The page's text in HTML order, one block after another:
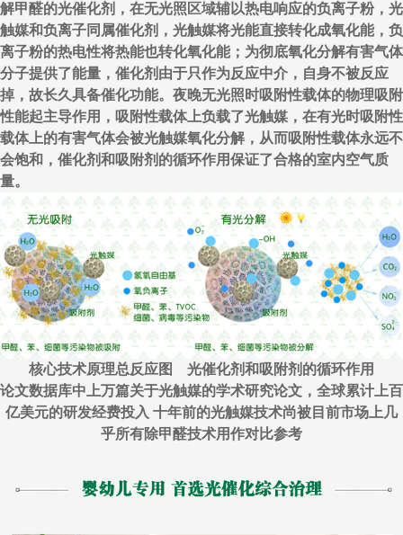
解甲醛的光催化剂，在无光照区域辅以热电响应的负离子粉，光
触媒和负离子同属催化剂，光触媒将光能直接转化成氧化能，负
离子粉的热电性将热能也转化氧化能；为彻底氧化分解有害气体
分子提供了能量，催化剂由于只作为反应中介，自身不被反应
掉，故长久具备催化功能。夜晚无光照时吸附性载体的物理吸附
性能起主导作用，吸附性载体上负载了光触媒，在有光时吸附性
载体上的有害气体会被光触媒氧化分解，从而吸附性载体永远不
会饱和，催化剂和吸附剂的循环作用保证了合格的室内空气质
量。
核心技术原理总反应图 光催化剂和吸附剂的循环作用
论文数据库中上万篇关于光触媒的学术研究论文，全球累计上百
亿美元的研发经费投入 十年前的光触媒技术尚被目前市场上几
乎所有除甲醛技术用作对比参考